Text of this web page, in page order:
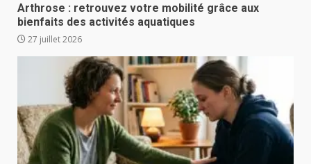
Arthrose : retrouvez votre mobilité grâce aux
bienfaits des activités aquatiques
27 juillet 2026